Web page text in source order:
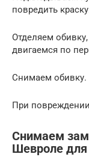
повредить
Отделяем
двигаемся по
Снимаем обивку.
При
Снимаем
Шевроле